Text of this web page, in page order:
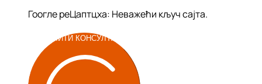
Гоогле реЦаптцха: Неважећи кључ сајта.
НАРУЧИТИ КОНСУЛТАЦИЈУ